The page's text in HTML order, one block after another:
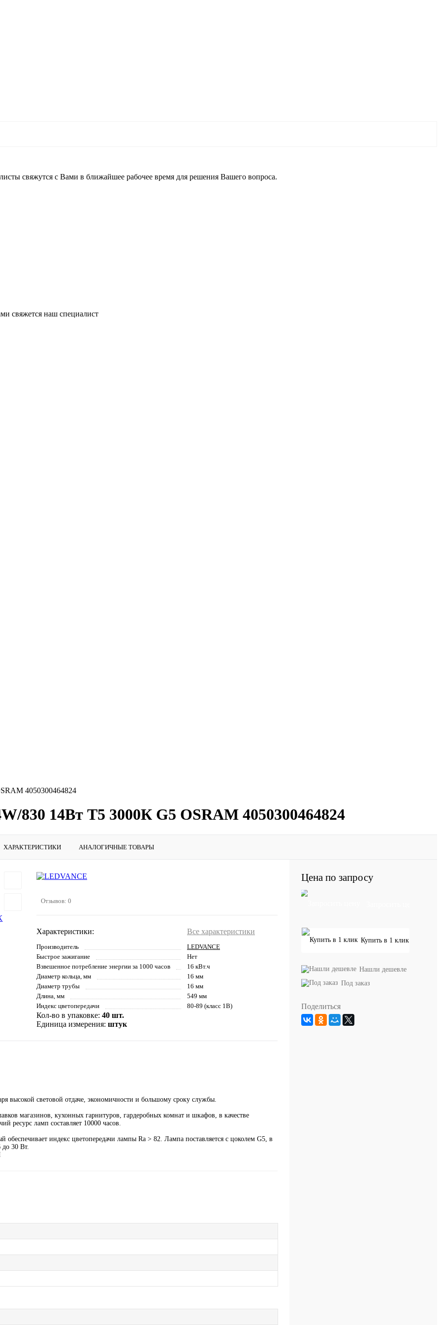
свяжутся с Вами в ближайшее рабочее время для решения Вашего вопроса.
свяжется наш специалист
4050300464824
830 14Вт T5 3000К G5 OSRAM 4050300464824
ХАРАКТЕРИСТИКИ АНАЛОГИЧНЫЕ ТОВАРЫ
Отзывов: 0
Характеристики: Все характеристики
Производитель
LEDVANCE
Быстрое зажигание
Нет
Взвешенное потребление энергии за 1000 часов
16 кВт.ч
Диаметр кольца, мм
16 мм
Диаметр трубы
16 мм
Длина, мм
549 мм
Индекс цветопередачи
80-89 (класс 1В)
Кол-во в упаковке: 40 шт.
Единица измерения: штук
высокой световой отдаче, экономичности и большому сроку службы.
магазинов, кухонных гарнитуров, гардеробных комнат и шкафов, в качестве
ресурс ламп составляет 10000 часов.
индекс цветопередачи лампы Ra > 82. Лампа поставляется с цоколем G5, в
30 Вт.
Цена по запросу
Купить в 1 клик
Нашли дешевле
Под заказ
Поделиться